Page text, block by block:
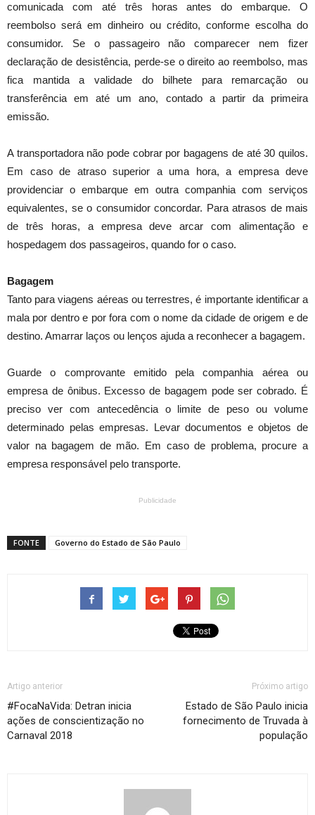
comunicada com até três horas antes do embarque. O
reembolso será em dinheiro ou crédito, conforme escolha do
consumidor. Se o passageiro não comparecer nem fizer
declaração de desistência, perde-se o direito ao reembolso, mas
fica mantida a validade do bilhete para remarcação ou
transferência em até um ano, contado a partir da primeira
emissão.
A transportadora não pode cobrar por bagagens de até 30 quilos.
Em caso de atraso superior a uma hora, a empresa deve
providenciar o embarque em outra companhia com serviços
equivalentes, se o consumidor concordar. Para atrasos de mais
de três horas, a empresa deve arcar com alimentação e
hospedagem dos passageiros, quando for o caso.
Bagagem
Tanto para viagens aéreas ou terrestres, é importante identificar a
mala por dentro e por fora com o nome da cidade de origem e de
destino. Amarrar laços ou lenços ajuda a reconhecer a bagagem.
Guarde o comprovante emitido pela companhia aérea ou
empresa de ônibus. Excesso de bagagem pode ser cobrado. É
preciso ver com antecedência o limite de peso ou volume
determinado pelas empresas. Levar documentos e objetos de
valor na bagagem de mão. Em caso de problema, procure a
empresa responsável pelo transporte.
Publicidade
FONTE Governo do Estado de São Paulo
Artigo anterior
#FocaNaVida: Detran inicia
ações de conscientização no
Carnaval 2018
Próximo artigo
Estado de São Paulo inicia
fornecimento de Truvada à
população